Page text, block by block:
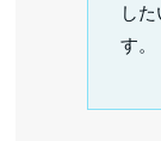
し
す。